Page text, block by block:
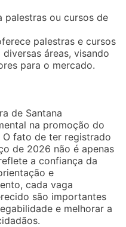
palestras ou cursos de
palestras e cursos
áreas, visando
para o mercado.
de Santana
na promoção do
fato de ter registrado
de 2026 não é apenas
a confiança da
e
cada vaga
são importantes
e melhorar a